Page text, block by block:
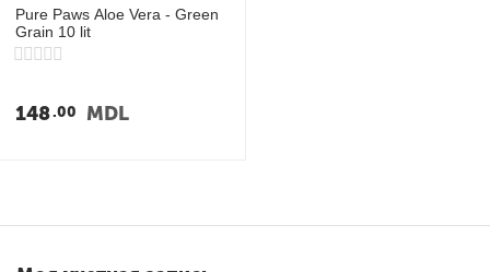
Pure Paws Aloe Vera - Green
Grain 10 lit
148 00 MDL